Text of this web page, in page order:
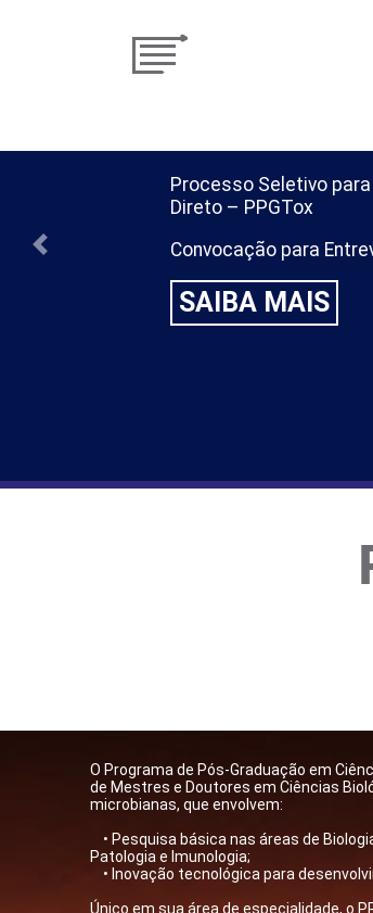
Processo Seletivo
Direto – PPGTox
Convocação para
SAIBA MAIS
Previous
​​O Programa de Pós-Graduação em
de Mestres e Doutores em Ciências
microbianas, que envolvem:
• Pesquisa básica nas áreas de
Patologia e Imunologia;
• Inovação tecnológica para
Único em sua área de especialidade, o